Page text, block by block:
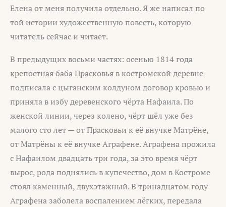
Елена от меня получила отдельно. Я же написал по
той истории художественную повесть, которую
читатель сейчас и читает.
В предыдущих восьми частях: осенью 1814 года
крепостная баба Прасковья в костромской деревне
подписала с цыганским колдуном договор кровью и
приняла в избу деревенского чёрта Нафаила. По
женской линии, через колено, чёрт шёл уже без
малого сто лет — от Прасковьи к её внучке Матрёне,
от Матрёны к её внучке Аграфене. Аграфена прожила
с Нафаилом двадцать три года, за это время чёрт
вырос, рода поднялись в купечество, дом в Костроме
стоял каменный, двухэтажный. В тринадцатом году
Аграфена заболела воспалением лёгких, передала